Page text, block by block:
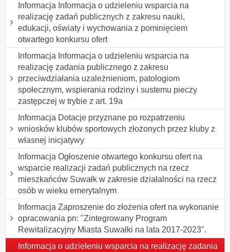
Informacja Informacja o udzieleniu wsparcia na
realizację zadań publicznych z zakresu nauki,
edukacji, oświaty i wychowania z pominięciem
otwartego konkursu ofert
Informacja Informacja o udzieleniu wsparcia na
realizację zadania publicznego z zakresu
przeciwdziałania uzależnieniom, patologiom
społecznym, wspierania rodziny i sustemu pieczy
zastępczej w trybie z art. 19a
Informacja Dotacje przyznane po rozpatrzeniu
wniosków klubów sportowych złożonych przez kluby z
własnej inicjatywy
Informacja Ogłoszenie otwartego konkursu ofert na
wsparcie realizacji zadań publicznych na rzecz
mieszkańców Suwałk w zakresie działalności na rzecz
osób w wieku emerytalnym
Informacja Zaproszenie do złożenia ofert na wykonanie
opracowania pn: "Zintegrowany Program
Rewitalizacyjny Miasta Suwałki na lata 2017-2023".
Informacja o udzieleniu wsparcia na realizację zadania